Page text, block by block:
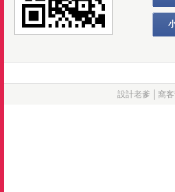
設計老爹 窩